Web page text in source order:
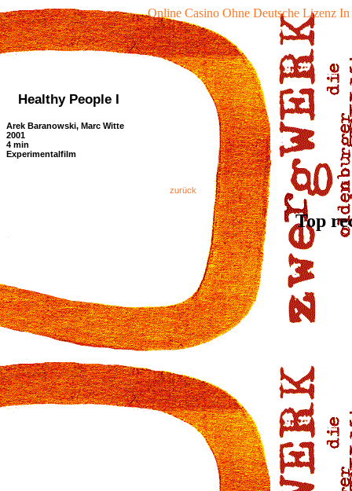
Online Casino Ohne Deutsche Lizenz In
Healthy People I
Arek Baranowski, Marc Witte
2001
4 min
Experimentalfilm
zurück
Top